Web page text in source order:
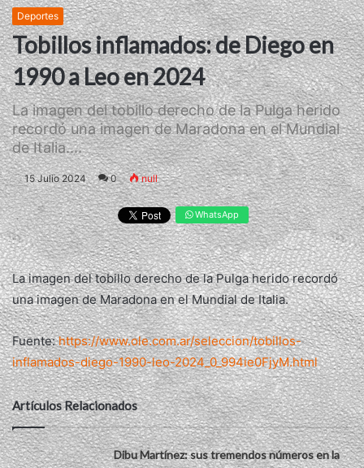
Deportes
Tobillos inflamados: de Diego en
1990 a Leo en 2024
La imagen del tobillo derecho de la Pulga herido
recordó una imagen de Maradona en el Mundial
de Italia....
15 Julio 2024 0 null
WhatsApp
La imagen del tobillo derecho de la Pulga herido recordó
una imagen de Maradona en el Mundial de Italia.
Fuente:https://www.ole.com.ar/seleccion/tobillos-
inflamados-diego-1990-leo-2024_0_994ie0FjyM.html
Artículos Relacionados
Dibu Martínez: sus tremendos números en la